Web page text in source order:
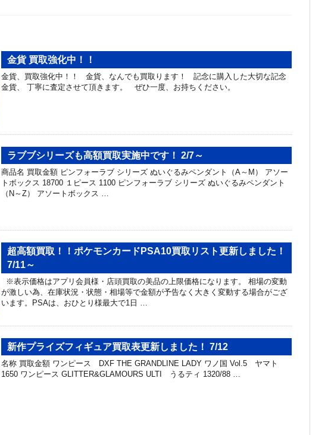
金貨 買取強化中！！
金貨、買取強化中！！ 金貨、なんでも買取ります！ 記念に購入した大切な記念
金貨、 丁寧に査定させて頂きます。 ぜひ一度、お持ちください。
ラブブシリーズも高額買取実施中です！ 2/7～
商品名 買取金額 ピンフォーラブ シリーズ ぬいぐるみペンダント（A～M） アソー
トボックス 18700 １ピース 1100 ピンフォーラブ シリーズ ぬいぐるみペンダント
（N～Z） アソートボックス …
超高額買取！！ポケモンカードPSA10買取リスト更新しました！
7/11～
※表示価格はアプリ会員様・店頭買取の美品の上限価格になります。 相場の変動
が激しい為、在庫状況・状態・相場等で金額が予告なく大きく変動する場合がござ
います。PSAは、おひとり様最大で1日 …
新作プライズフィギュア買取表更新しました！ 7/12
名称 買取金額 ワンピース DXF THE GRANDLINE LADY ワノ国 Vol.5 ヤマト
1650 ワンピース GLITTER&GLAMOURS ULTI うるティ 1320/88 …